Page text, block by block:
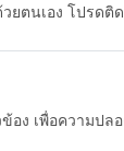
ตนเอง โปรดติ
อง เพื่อความปล